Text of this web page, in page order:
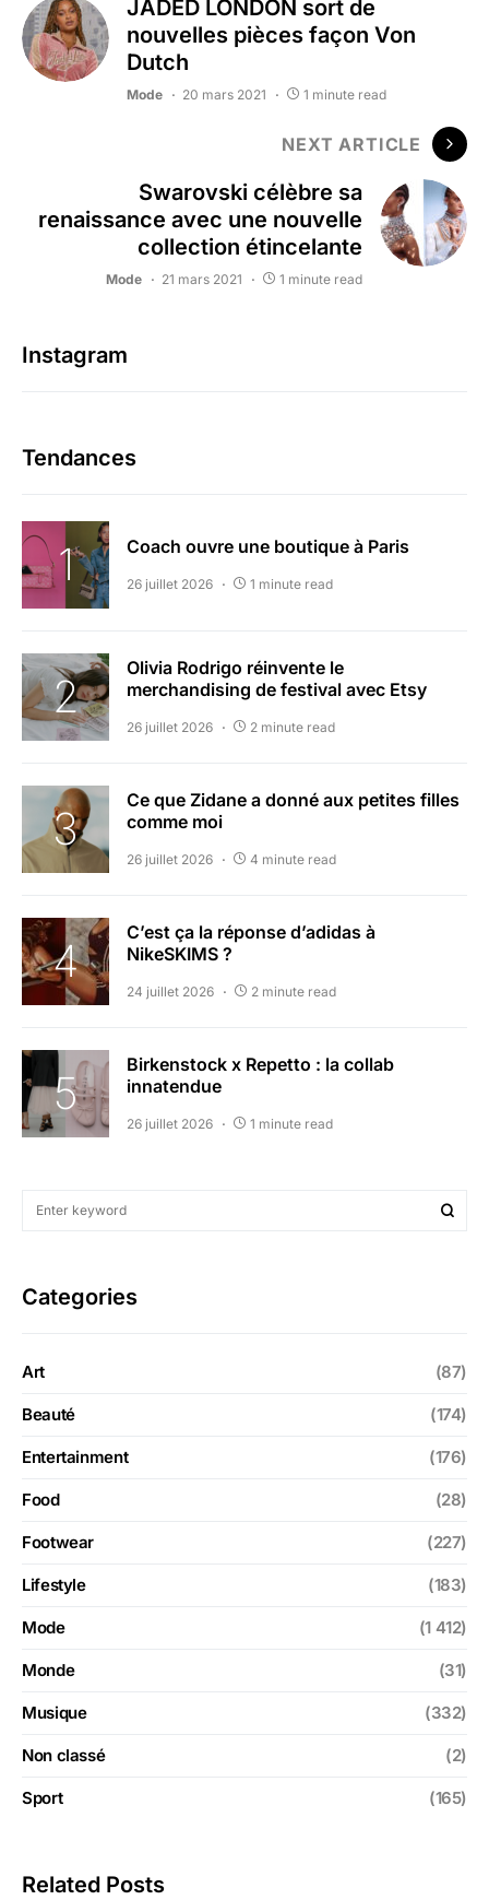
JADED LONDON sort de
nouvelles pièces façon Von
Dutch
Mode 20 mars 2021 1 minute read
NEXT ARTICLE
Swarovski célèbre sa
renaissance avec une nouvelle
collection étincelante
Mode 21 mars 2021 1 minute read
Instagram
Tendances
Coach ouvre une boutique à Paris
26 juillet 2026 1 minute read
Olivia Rodrigo réinvente le
merchandising de festival avec Etsy
26 juillet 2026 2 minute read
Ce que Zidane a donné aux petites filles
comme moi
26 juillet 2026 4 minute read
C’est ça la réponse d’adidas à
NikeSKIMS ?
24 juillet 2026 2 minute read
Birkenstock x Repetto : la collab
innatendue
26 juillet 2026 1 minute read
Categories
Art (87)
Beauté (174)
Entertainment (176)
Food (28)
Footwear (227)
Lifestyle (183)
Mode (1 412)
Monde (31)
Musique (332)
Non classé (2)
Sport (165)
Related Posts